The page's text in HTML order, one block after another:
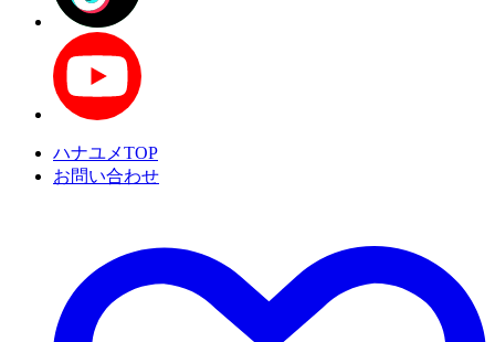
ハナユメTOP
お問い合わせ